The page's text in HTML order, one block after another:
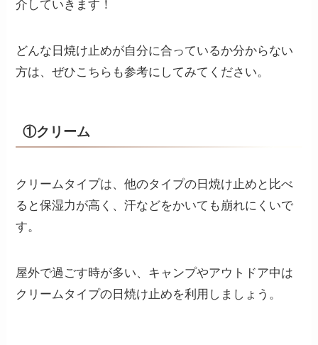
介していきます！
どんな日焼け止めが自分に合っているか分からない
方は、ぜひこちらも参考にしてみてください。
①クリーム
クリームタイプは、他のタイプの日焼け止めと比べ
ると保湿力が高く、汗などをかいても崩れにくいで
す。
屋外で過ごす時が多い、キャンプやアウトドア中は
クリームタイプの日焼け止めを利用しましょう。